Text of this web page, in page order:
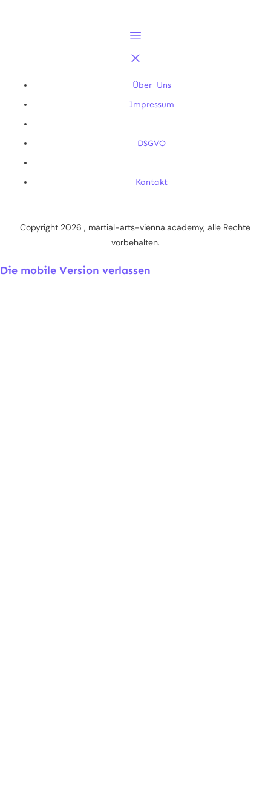
Über Uns
Impressum
DSGVO
Kontakt
Copyright 2026 , martial-arts-vienna.academy, alle Rechte
vorbehalten.
Die mobile Version verlassen